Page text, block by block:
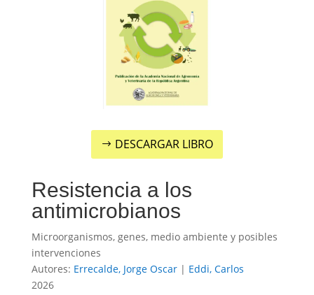
DESCARGAR LIBRO
Resistencia a los
antimicrobianos
Microorganismos, genes, medio ambiente y posibles
intervenciones
Autores: Errecalde, Jorge Oscar| Eddi, Carlos
2026